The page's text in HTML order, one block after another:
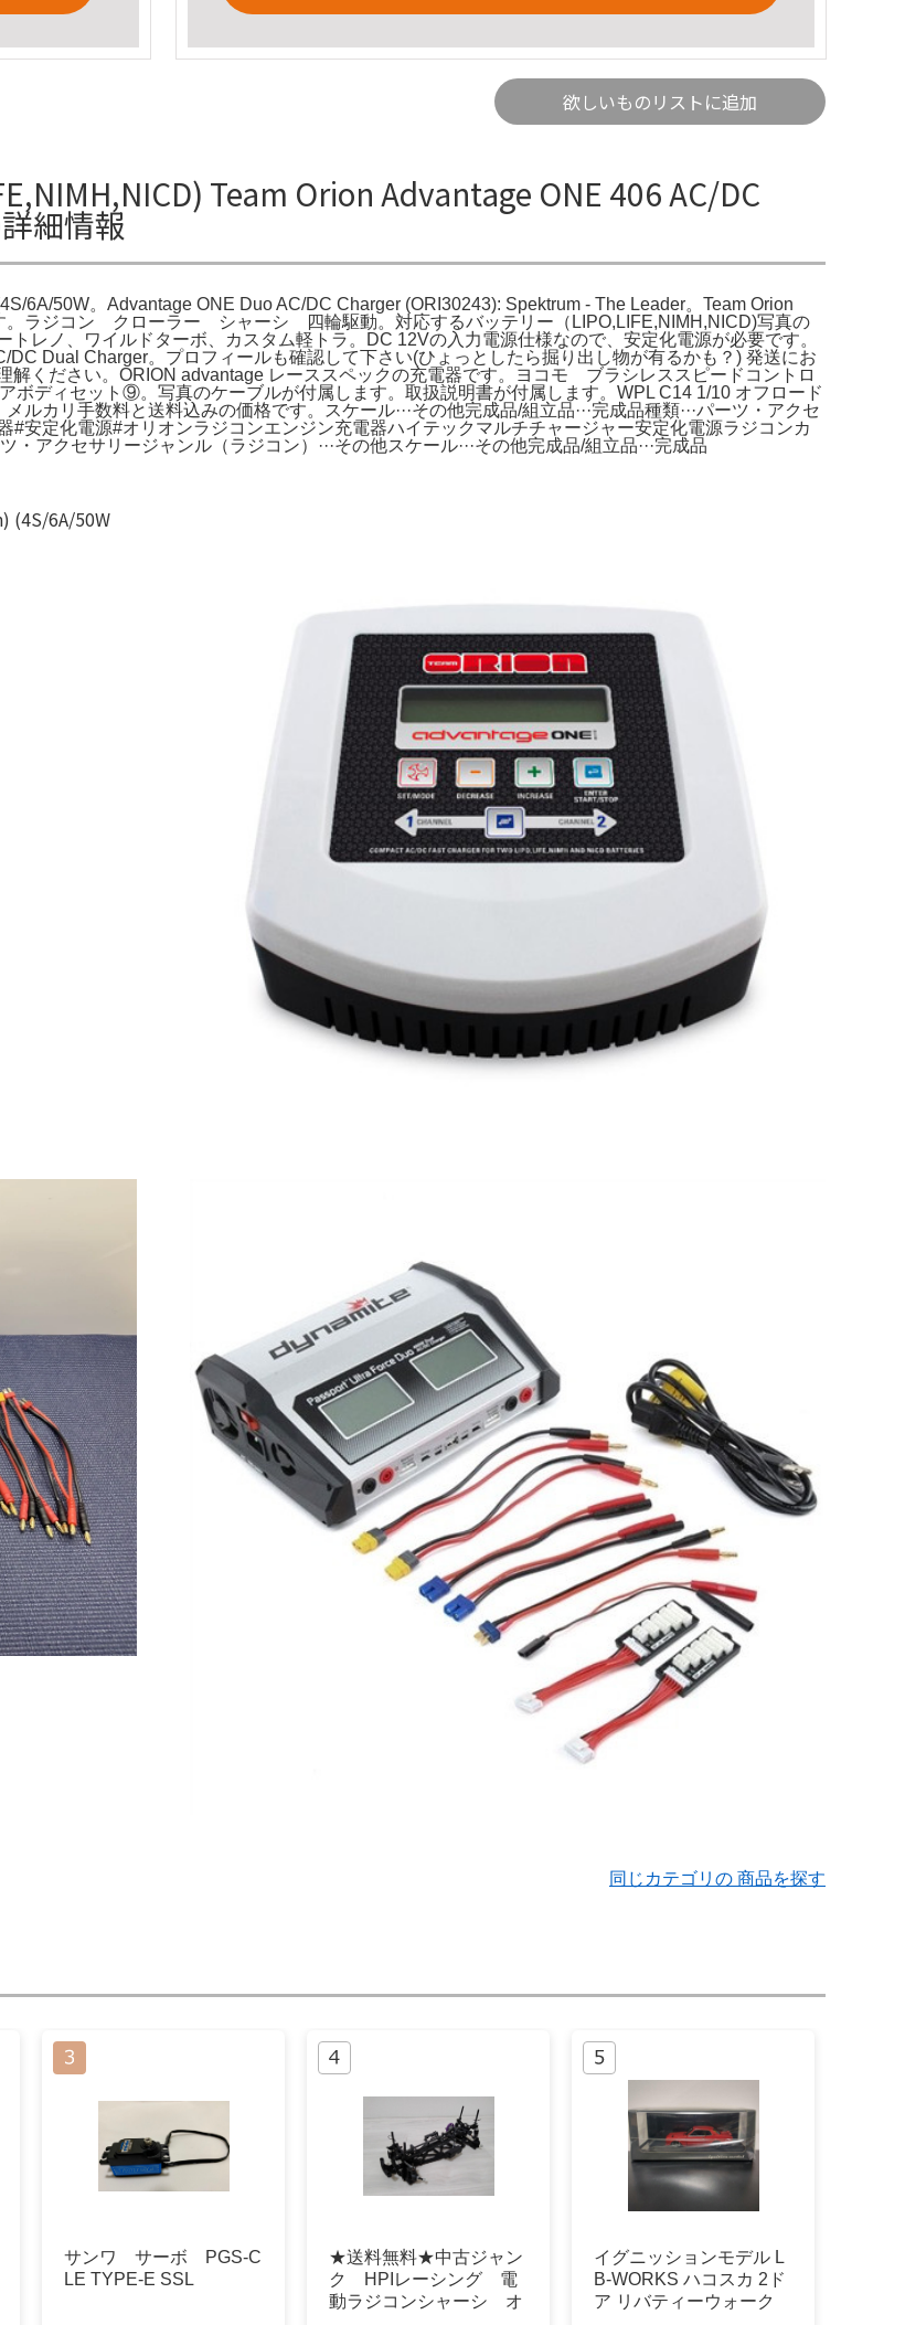
欲しいものリストに追加
Team Orion Advantage ONE 406 AC/DC
細情報
6A/50W。Advantage ONE Duo AC/DC Charger (ORI30243): Spektrum - The Leader。Team Orion
。ラジコン クローラー シャーシ 四輪駆動。対応するバッテリー（LIPO,LIFE,NIMH,NICD)写真の
レノ、ワイルドターボ、カスタム軽トラ。DC 12Vの入力電源仕様なので、安定化電源が必要です。
Dual Charger。プロフィールも確認して下さい(ひょっとしたら掘り出し物が有るかも？) 発送にお
解ください。ORION advantage レーススペックの充電器です。ヨコモ ブラシレススピードコントロ
ディセット⑨。写真のケーブルが付属します。取扱説明書が付属します。WPL C14 1/10 オフロード
リ手数料と送料込みの価格です。スケール···その他完成品/組立品···完成品種類···パーツ・アクセ
#安定化電源#オリオンラジコンエンジン充電器ハイテックマルチチャージャー安定化電源ラジコンカ
アクセサリージャンル（ラジコン）···その他スケール···その他完成品/組立品···完成品
同じカテゴリの 商品を探す
サンワ サーボ PGS-C
LE TYPE-E SSL
★送料無料★中古ジャン
ク HPIレーシング 電
動ラジコンシャーシ オ
イグニッションモデル L
B-WORKS ハコスカ 2ド
ア リバティーウォーク